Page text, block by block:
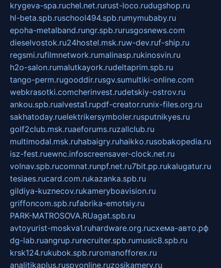
krygeva-spa.ruchel.net.rurust-loco.rudugshop.ru
hl-beta.spb.ruschool494.spb.rumymubaby.ru
epoha-metalband.rungr.spb.rurusgosnews.com
dieselvostok.ru24hostel.msk.ruw-dev.ruf-ship.ru
regsmi.rufilmnetwork.rumalinasp.rukinosvin.ru
h2o-salon.rumalutkayork.rudeltaprim.spb.ru
tango-perm.rugooddir.rusgv.sumultiki-online.com
webkrasotki.comcherinvest.rudetskiy-ostrov.ru
ankou.spb.rualvesta1.rupdf-creator.runix-files.org.ru
sakhatoday.ruelektrikersymboler.rusputnikyes.ru
golf2club.msk.ruaeforums.ruzallclub.ru
multimodal.msk.ruhabaigry.ruhaikko.rusobakopedia.ru
isz-fest.ruewnc.infoscreensaver-clock.net.ru
volnav.spb.rucomnat.runpf.net.ru7bit.pp.rukalugatur.ru
tesiaes.rucard.com.rukazanka.spb.ru
gildiya-kuznecov.rukameryboavision.ru
griffoncom.spb.rufabrika-emotsiy.ru
PARK-MATROSOVA.RUagat.spb.ru
avtoyurist-moskva1.ruhardware.org.ruсхема-авто.рф
dg-lab.ruangrup.rurecruiter.spb.rumusic8.spb.ru
krsk124.rukubok.spb.ruromanofforex.ru
analitikaplus.ruspyonline.ruzosikamery.ru